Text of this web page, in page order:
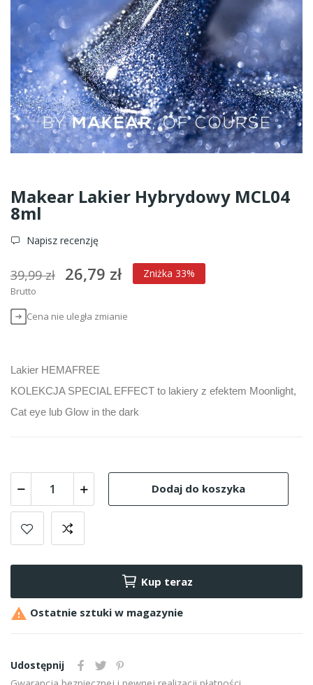
Makear Lakier Hybrydowy MCL04
8ml
Napisz recenzję
39,99 zł 26,79 zł Zniżka 33%
Brutto
Cena nie uległa zmianie
Lakier HEMAFREE
KOLEKCJA SPECIAL EFFECT to lakiery z efektem Moonlight,
Cat eye lub Glow in the dark
Dodaj do koszyka
Kup teraz
 Ostatnie sztuki w magazynie
Udostępnij